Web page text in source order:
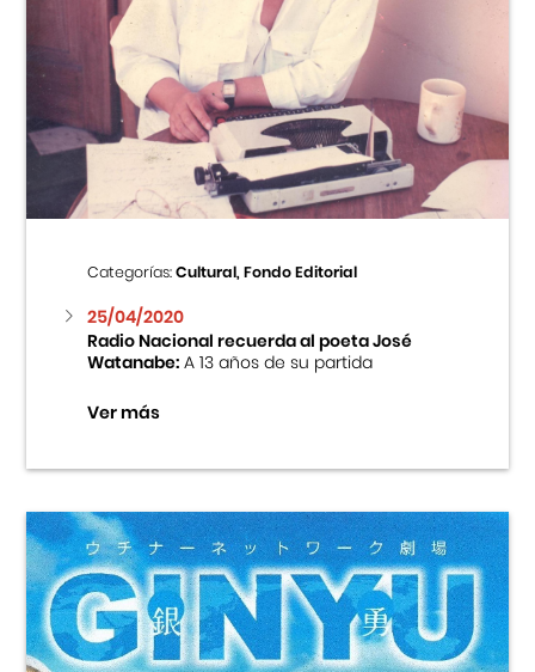
Categorías:Cultural, Fondo Editorial
25/04/2020
Radio Nacional recuerda al poeta José
Watanabe:A 13 años de su partida
Ver más